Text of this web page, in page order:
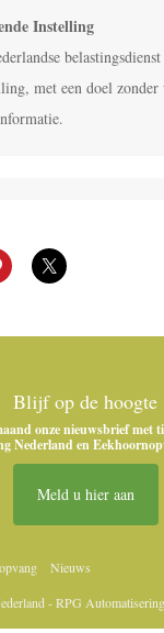
Instelling
met een doel
Blijf op de hoogte
onze nieuwsbrief met
Nederland en
Meld u hier aan
Nieuws
- RPG Automatisering